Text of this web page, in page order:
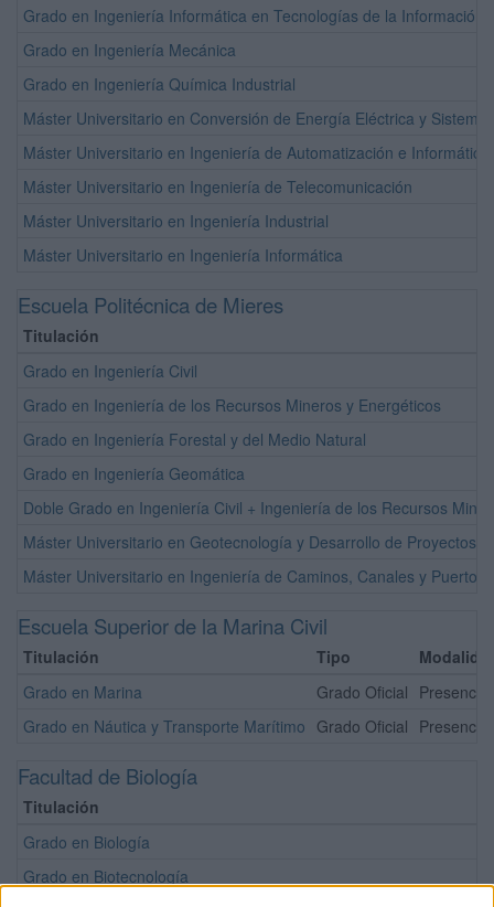
Grado en Ingeniería Informática en Tecnologías de la Información
Grado en Ingeniería Mecánica
Grado en Ingeniería Química Industrial
Máster Universitario en Conversión de Energía Eléctrica y
Máster Universitario en Ingeniería de Automatización e
Máster Universitario en Ingeniería de Telecomunicación
Máster Universitario en Ingeniería Industrial
Máster Universitario en Ingeniería Informática
Escuela Politécnica de Mieres
Titulación
Grado en Ingeniería Civil
Grado en Ingeniería de los Recursos Mineros y Energéticos
Grado en Ingeniería Forestal y del Medio Natural
Grado en Ingeniería Geomática
Doble Grado en Ingeniería Civil + Ingeniería de los Recursos
Máster Universitario en Geotecnología y Desarrollo de Proyectos
Máster Universitario en Ingeniería de Caminos, Canales y Puertos
Escuela Superior de la Marina Civil
Titulación Tipo
Grado en Marina
Grado Oficial Presencial
Grado en Náutica y Transporte Marítimo Grado Oficial Presencial
Facultad de Biología
Titulación
Grado en Biología
Grado en Biotecnología